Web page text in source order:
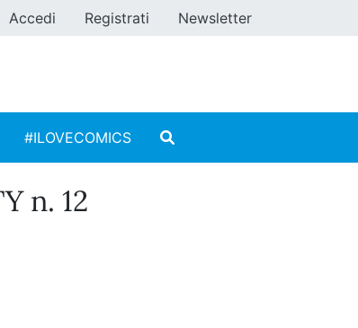
Accedi Registrati Newsletter
#ILOVECOMICS
n. 12